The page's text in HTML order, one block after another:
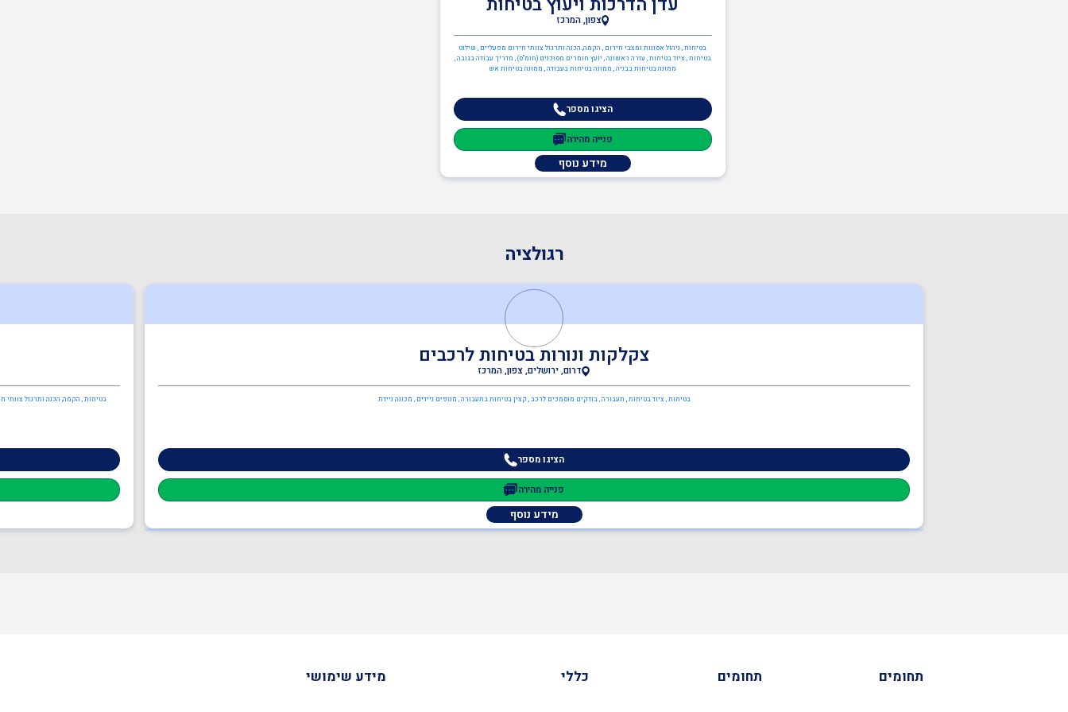
צפון, המרכז
בטיחות , ניהול אסונות ומצבי חירום , הקמה, הכנה ותרגול צוותי חירום מפעליים , שילוט
בטיחות , ציוד בטיחות , עזרה ראשונה , יועץ חומרים מסוכנים (חומ"ס) , מדריך עבודה בגובה ,
ממונה בטיחות בבניה , ממונה בטיחות בעבודה , ממונה בטיחות אש
הציגו מספר
פנייה מהירה
מידע נוסף
רגולציה
צקלקות ונורות בטיחות לרכבים
דרום, ירושלים, צפון, המרכז
בטיחות , ציוד בטיחות , תעבורה , בודקים מוסמכים לרכב , קצין בטיחות בתעבורה , מנופים ניידים , מכונה ניידת
הציגו מספר
פנייה מהירה
מידע נוסף
בטיחות , הקמה, הכנה ותרגול צוותי
תחומים תחומים כללי מידע שימושי